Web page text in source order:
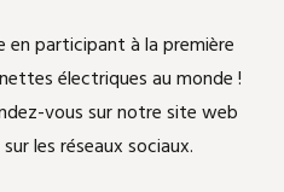
en participant à la première
électriques au monde !
vous sur notre site web
les réseaux sociaux.